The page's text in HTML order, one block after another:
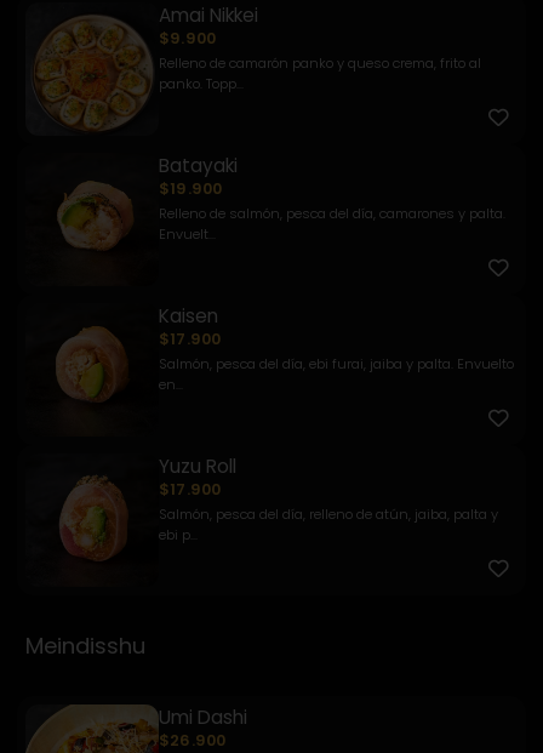
Amai Nikkei
$9.900
Relleno de camarón panko y queso crema, frito al
panko. Topp...
Batayaki
$19.900
Relleno de salmón, pesca del día, camarones y palta.
Envuelt...
Kaisen
$17.900
Salmón, pesca del día, ebi furai, jaiba y palta. Envuelto
en...
Yuzu Roll
$17.900
Salmón, pesca del día, relleno de atún, jaiba, palta y
ebi p...
Meindisshu
Umi Dashi
$26.900